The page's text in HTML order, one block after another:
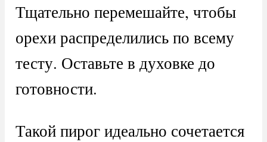
Тщательно перемешайте, чтобы
орехи распределились по всему
тесту. Оставьте в духовке до
готовности.
Такой пирог идеально сочетается